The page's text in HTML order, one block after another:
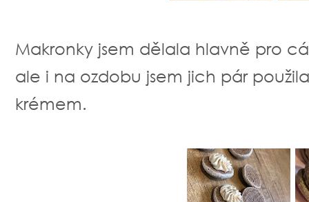
Makronky jsem dělala hlavně pro
ale i na ozdobu jsem jich pár
krémem.